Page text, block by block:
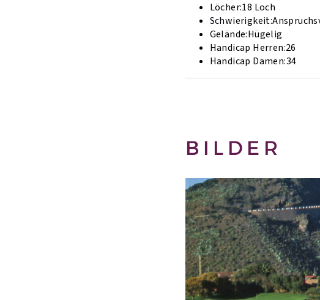
Löcher:18 Loch
Schwierigkeit:
Gelände:Hügelig
Handicap Herren:26
Handicap Damen:34
BILDER